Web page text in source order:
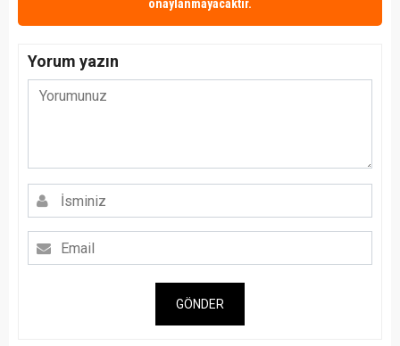
onaylanmayacaktır.
Yorum yazın
GÖNDER